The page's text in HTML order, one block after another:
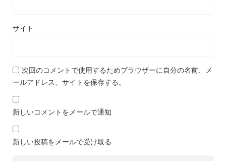
サイト
次回のコメントで使用するためブラウザーに自分の名前、メ
ールアドレス、サイトを保存する。
新しいコメントをメールで通知
新しい投稿をメールで受け取る